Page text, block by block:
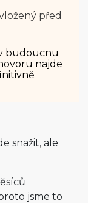
před
budoucnu
najde
snažit, ale
jsme to